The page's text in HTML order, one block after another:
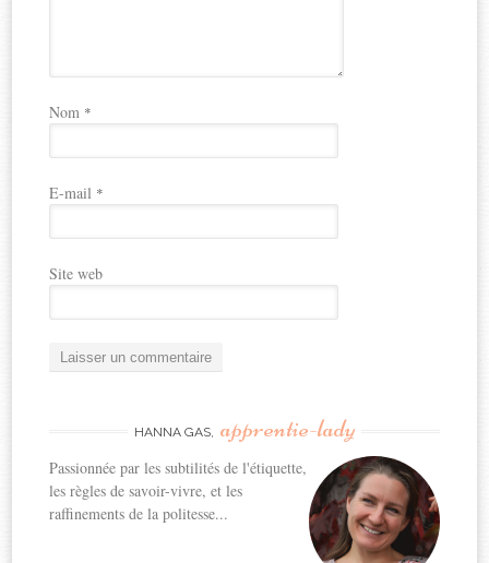
Nom *
E-mail *
Site web
HANNA GAS, apprentie-lady
Passionnée par les subtilités de l'étiquette,
les règles de savoir-vivre, et les
raffinements de la politesse...